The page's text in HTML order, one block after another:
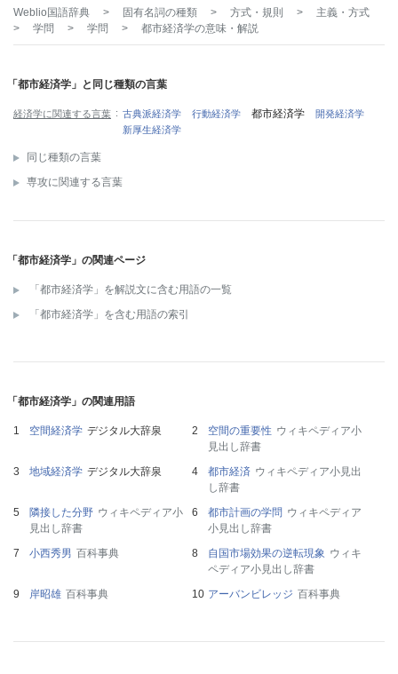
Weblio国語辞典 > 固有名詞の種類 > 方式・規則 >
主義・方式
>
学問 > 学問 > 都市経済学の意味・解説
「都市経済学」と同じ種類の言葉
経済学に関連する言葉 古典派経済学 行動経済学 都市経済学
開発経済学
新厚生経済学
同じ種類の言葉
専攻に関連する言葉
「都市経済学」の関連ページ
「都市経済学」を解説文に含む用語の一覧
「都市経済学」を含む用語の索引
「都市経済学」の関連用語
空間経済学 デジタル大辞泉 空間の重要性 ウィキペディア小
見出し辞書
地域経済学 デジタル大辞泉 都市経済 ウィキペディア小見出
し辞書
隣接した分野 ウィキペディア小
見出し辞書
都市計画の学問 ウィキペディア
小見出し辞書
小西秀男 百科事典 自国市場効果の逆転現象 ウィキ
ペディア小見出し辞書
岸昭雄 百科事典 アーバンビレッジ 百科事典